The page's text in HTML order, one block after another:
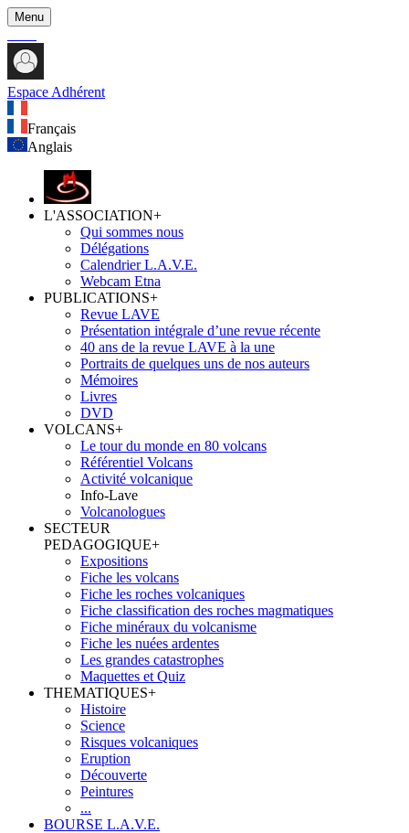
Menu
Espace Adhérent
Français
Anglais
L'ASSOCIATION+
Qui sommes nous
Délégations
Calendrier L.A.V.E.
Webcam Etna
PUBLICATIONS+
Revue LAVE
Présentation intégrale d’une revue récente
40 ans de la revue LAVE à la une
Portraits de quelques uns de nos auteurs
Mémoires
Livres
DVD
VOLCANS+
Le tour du monde en 80 volcans
Référentiel Volcans
Activité volcanique
Info-Lave
Volcanologues
SECTEUR
PEDAGOGIQUE+
Expositions
Fiche les volcans
Fiche les roches volcaniques
Fiche classification des roches magmatiques
Fiche minéraux du volcanisme
Fiche les nuées ardentes
Les grandes catastrophes
Maquettes et Quiz
THEMATIQUES+
Histoire
Science
Risques volcaniques
Eruption
Découverte
Peintures
...
BOURSE L.A.V.E.